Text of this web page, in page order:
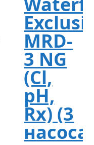
MRD-
3 NG
(Cl,
pH,
Rx) (3